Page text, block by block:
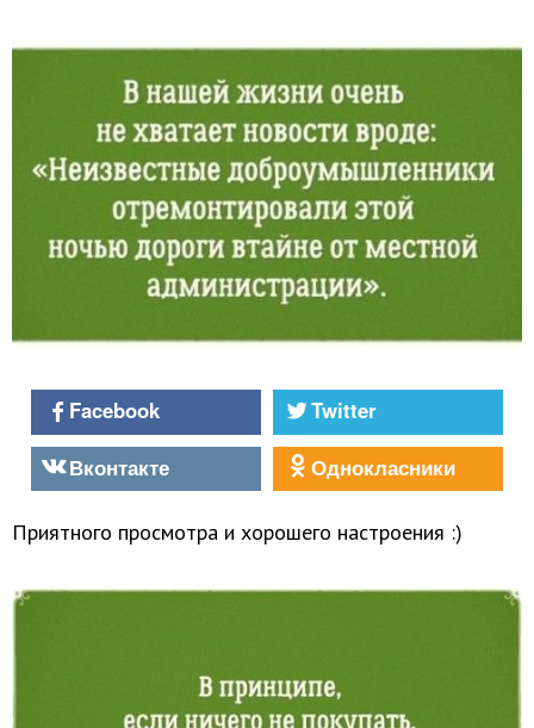
Facebook
Twitter
Вконтакте
Однокласники
Приятного просмотра и хорошего настроения :)